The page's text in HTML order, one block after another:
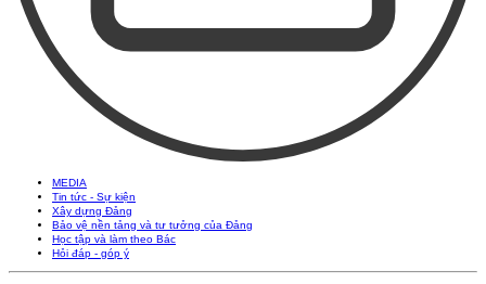
MEDIA
Tin tức - Sự kiện
Xây dựng Đảng
Bảo vệ nền tảng và tư tưởng của Đảng
Học tập và làm theo Bác
Hỏi đáp - góp ý